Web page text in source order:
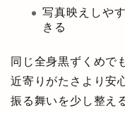
写真映えしや
きる
同じ全身黒ずくめで
近寄りがたさより安
振る舞いを少し整え